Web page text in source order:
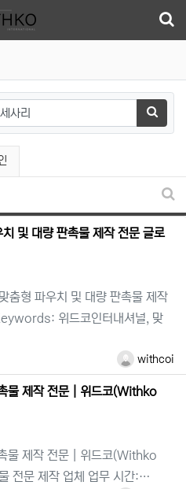
검색하
태
및 대량 판촉물 제작 전문 글로
형 파우치 및 대량 판촉물 제작
위드코인터내셔널, 맞
등록자withcoi
물 제작 전문 | 위드코(Withko
물 제작 전문 | 위드코(Withko
전문 제작 업체 업무 시간:…